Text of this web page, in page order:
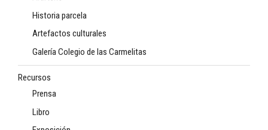
Historia parcela
Artefactos culturales
Galería Colegio de las Carmelitas
Recursos
Prensa
Libro